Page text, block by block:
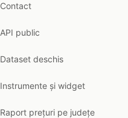
Contact
API public
Dataset deschis
Instrumente și widget
Raport prețuri pe județe